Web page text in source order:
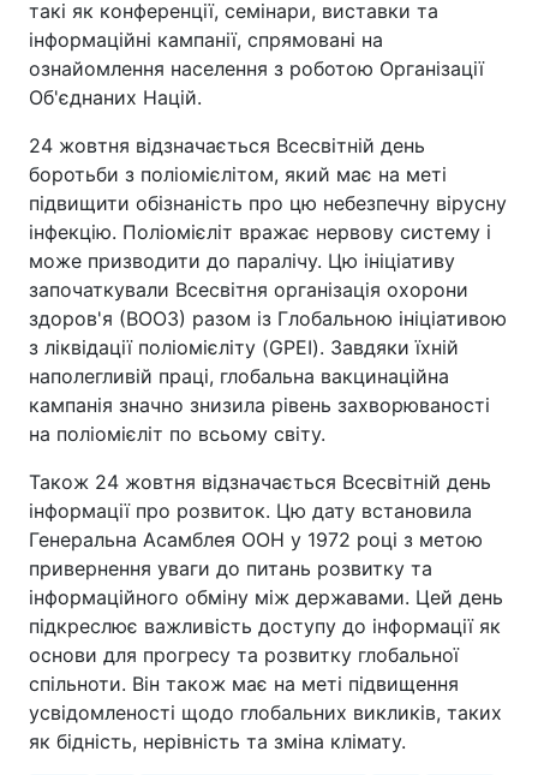
такі як конференції, семінари, виставки та
інформаційні кампанії, спрямовані на
ознайомлення населення з роботою Організації
Об'єднаних Націй.
24 жовтня відзначається Всесвітній день
боротьби з поліомієлітом, який має на меті
підвищити обізнаність про цю небезпечну вірусну
інфекцію. Поліомієліт вражає нервову систему і
може призводити до паралічу. Цю ініціативу
започаткували Всесвітня організація охорони
здоров'я (ВООЗ) разом із Глобальною ініціативою
з ліквідації поліомієліту (GPEI). Завдяки їхній
наполегливій праці, глобальна вакцинаційна
кампанія значно знизила рівень захворюваності
на поліомієліт по всьому світу.
Також 24 жовтня відзначається Всесвітній день
інформації про розвиток. Цю дату встановила
Генеральна Асамблея ООН у 1972 році з метою
привернення уваги до питань розвитку та
інформаційного обміну між державами. Цей день
підкреслює важливість доступу до інформації як
основи для прогресу та розвитку глобальної
спільноти. Він також має на меті підвищення
усвідомленості щодо глобальних викликів, таких
як бідність, нерівність та зміна клімату.